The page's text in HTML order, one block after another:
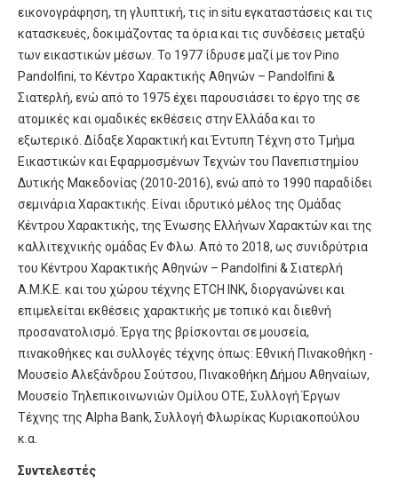
εικονογράφηση, τη γλυπτική, τις in situ εγκαταστάσεις και τις
κατασκευές, δοκιμάζοντας τα όρια και τις συνδέσεις μεταξύ
των εικαστικών μέσων. Το 1977 ίδρυσε μαζί με τον Pino
Pandolfini, το Κέντρο Χαρακτικής Αθηνών – Pandolfini &
Σιατερλή, ενώ από το 1975 έχει παρουσιάσει το έργο της σε
ατομικές και ομαδικές εκθέσεις στην Ελλάδα και το
εξωτερικό. Δίδαξε Χαρακτική και Έντυπη Τέχνη στο Τμήμα
Εικαστικών και Εφαρμοσμένων Τεχνών του Πανεπιστημίου
Δυτικής Μακεδονίας (2010-2016), ενώ από το 1990 παραδίδει
σεμινάρια Χαρακτικής. Είναι ιδρυτικό μέλος της Ομάδας
Κέντρου Χαρακτικής, της Ένωσης Ελλήνων Χαρακτών και της
καλλιτεχνικής ομάδας Εν Φλω. Από το 2018, ως συνιδρύτρια
του Κέντρου Χαρακτικής Αθηνών – Pandolfini & Σιατερλή
Α.Μ.Κ.Ε. και του χώρου τέχνης ETCH INK, διοργανώνει και
επιμελείται εκθέσεις χαρακτικής με τοπικό και διεθνή
προσανατολισμό. Έργα της βρίσκονται σε μουσεία,
πινακοθήκες και συλλογές τέχνης όπως: Εθνική Πινακοθήκη -
Μουσείο Αλεξάνδρου Σούτσου, Πινακοθήκη Δήμου Αθηναίων,
Μουσείο Τηλεπικοινωνιών Ομίλου ΟΤΕ, Συλλογή Έργων
Τέχνης της Alpha Bank, Συλλογή Φλωρίκας Κυριακοπούλου
κ.α.
Συντελεστές